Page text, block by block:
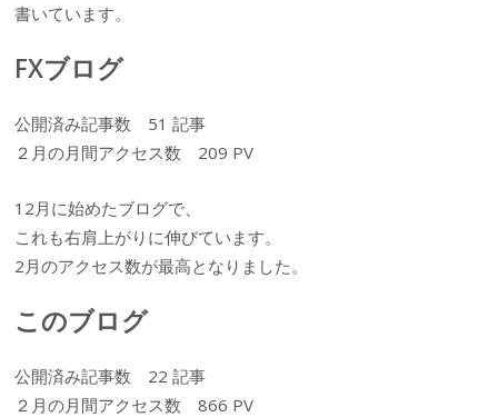
書いています。
FXブログ
公開済み記事数 51 記事
２月の月間アクセス数 209 PV
12月に始めたブログで、
これも右肩上がりに伸びています。
2月のアクセス数が最高となりました。
このブログ
公開済み記事数 22 記事
２月の月間アクセス数 866 PV